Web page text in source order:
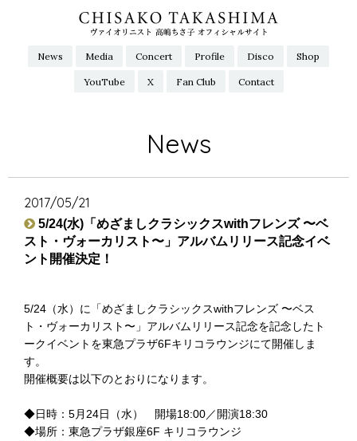
News Media Concert Profile Disco Shop
YouTube X Fan Club Contact
News
2017/05/21
5/24(水)「めざましクラシックスwithフレンズ 〜ベ
スト・ヴォーカリスト〜」アルバムリリース記念イベ
ント開催決定！
5/24（水）に「めざましクラシックスwithフレンズ 〜ベス
ト・ヴォーカリスト〜」アルバムリリース記念を記念したト
ークイベントを東急プラザ6Fキリコラウンジにて開催しま
す。
開催概要は以下のとおりになります。
◆日時：5月24日（水） 開場18:00／開演18:30
◆場所：東急プラザ銀座6F キリコラウンジ